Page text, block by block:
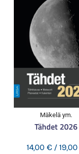
Mäkelä ym.
Tähdet 2026
14,00 € / 19,00